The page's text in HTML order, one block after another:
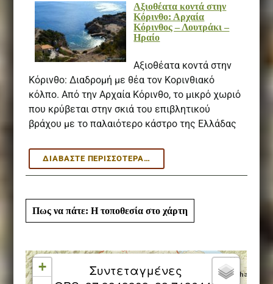
Αξιοθέατα κοντά στην
Κόρινθο: Αρχαία
Κόρινθος – Λουτράκι –
Ηραίο
Αξιοθέατα κοντά στην
Κόρινθο: Διαδρομή με θέα τον Κορινθιακό
κόλπο. Από την Αρχαία Κόρινθο, το μικρό χωριό
που κρύβεται στην σκιά του επιβλητικού
βράχου με το παλαιότερο κάστρο της Ελλάδας
ΔΙΑΒΆΣΤΕ ΠΕΡΙΣΣΌΤΕΡΑ…
ΚΟΝΤΆ
ΑΡΧΑΊΑ
ΚΌΡΙΝΘΟΣ
–
ΗΡΑΊΟ
Πως να πάτε: Η τοποθεσία στο χάρτη